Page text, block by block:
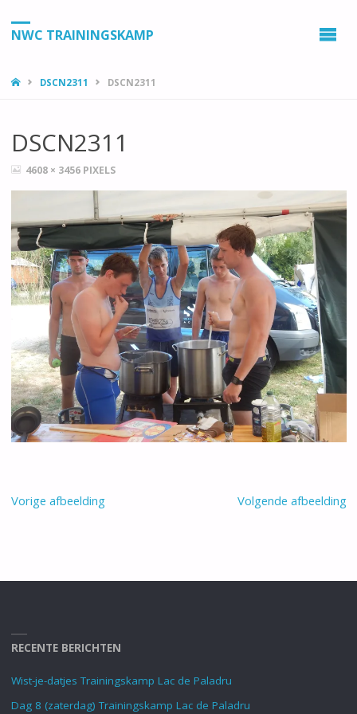
NWC TRAININGSKAMP
HOMEDSCN2311 DSCN2311
DSCN2311
VOLLEDIGE
4608 × 3456 PIXELS
Vorige afbeelding Volgende afbeelding
RECENTE BERICHTEN
Wist-je-datjes Trainingskamp Lac de Paladru
Dag 8 (zaterdag) Trainingskamp Lac de Paladru